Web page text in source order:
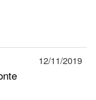
12/11/2019